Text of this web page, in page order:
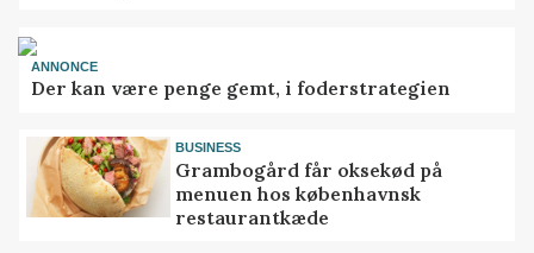
ANNONCE
Der kan være penge gemt, i foderstrategien
BUSINESS
Grambogård får oksekød på
menuen hos københavnsk
restaurantkæde